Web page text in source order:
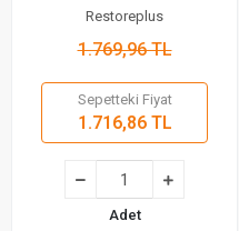
Gres (1 Kg)
Restoreplus
1.769,96 TL
Sepetteki Fiyat
1.716,86 TL
Adet